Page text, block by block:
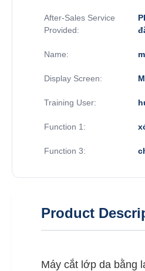
After-Sales Service
Provided:
Name:
Display Screen:
Training User:
Function 1:
Function 3:
Product
Máy cắt lớp da bằng